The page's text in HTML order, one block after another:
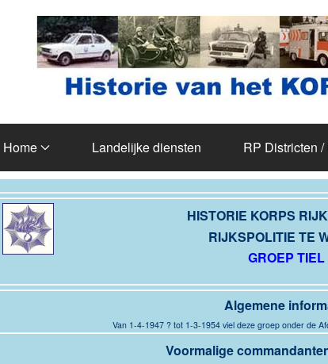
Home Landelijke diensten RP Districten
HISTORIE KORPS
RIJKSPOLITIE TE
GROEP TIEL
Algemene
Van 1-4-1947 ? tot 1-3-1954 viel deze groep onder de
Voormalige